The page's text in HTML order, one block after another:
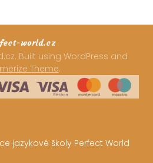
world.cz
Built using WordPress and
Theme.
jazykové školy Perfect World